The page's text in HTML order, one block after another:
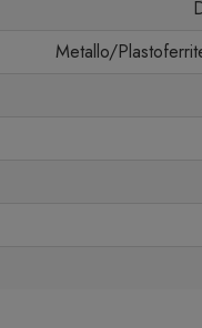
Metallo/